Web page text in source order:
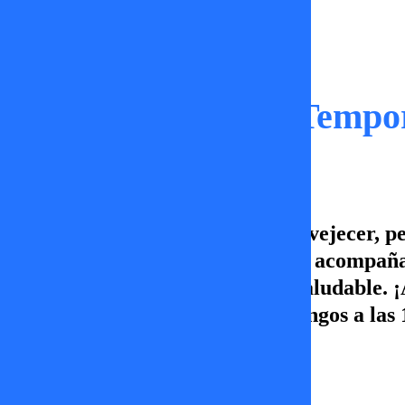
Tu Rumbo Verde |
¡Es inevitable! Todos vamos a envejecer,
capítulo de Tu Rumbo Verde nos
para lograr un envejecimiento saludable.
Verde! Todos los sábados y domingos a